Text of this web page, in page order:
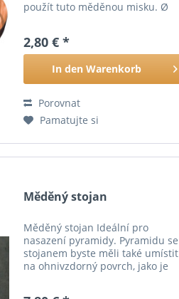
použít tuto měděnou misku. Ø
2,80 € *
In den Warenkorb
Porovnat
Pamatujte si
Měděný stojan
Měděný stojan Ideální pro
nasazení pyramidy. Pyramidu se
stojanem byste měli také umístit
na ohnivzdorný povrch, jako je